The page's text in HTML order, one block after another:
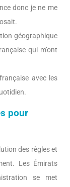
donc je ne me
géographique
qui m’ont
avec les
pour
des règles et
Les Émirats
se met